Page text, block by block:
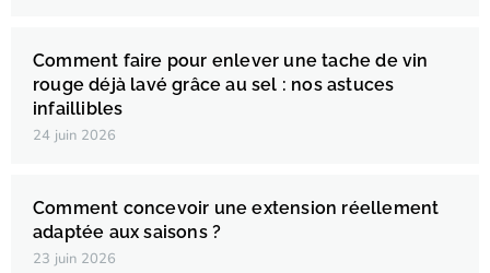
Comment faire pour enlever une tache de vin
rouge déjà lavé grâce au sel : nos astuces
infaillibles
24 juin 2026
Comment concevoir une extension réellement
adaptée aux saisons ?
23 juin 2026